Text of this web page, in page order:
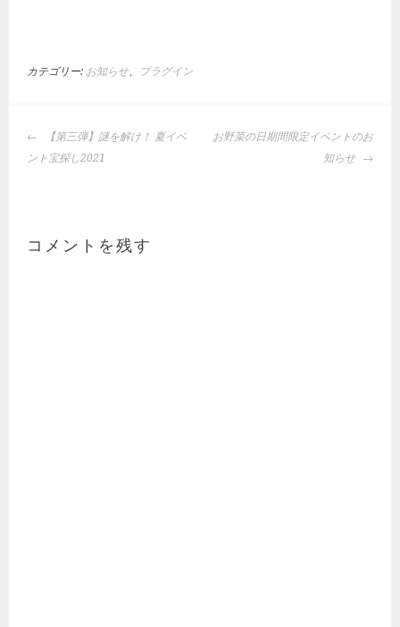
カテゴリー: お知らせ、 プラグイン
投
稿
ー
【第三弾】謎を解け！ 夏イベ
ント宝探し2021
お野菜の日期間限定イベントのお
知らせ
コメントを残す